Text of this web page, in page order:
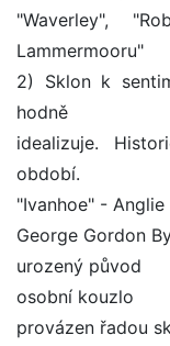
"Waverley",
Lammermooru"
2) Sklon k
hodně
idealizuje.
období.
"Ivanhoe" -
George Gordon
urozený původ
osobní kouzlo
provázen řadou